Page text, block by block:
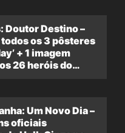
Doutor Destino –
todos os 3 pôsteres
+ 1 imagem
26 heróis do
Um Novo Dia –
oficiais